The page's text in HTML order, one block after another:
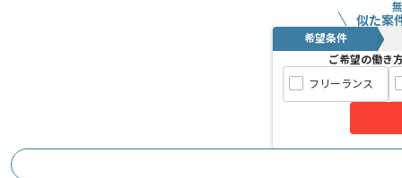
似た案
希望条件
ご希望の働き
フリーランス